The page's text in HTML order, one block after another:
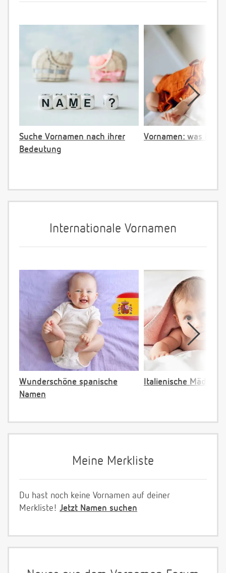
Suche Vornamen nach ihrer
Bedeutung
Vornamen: was ist
Internationale Vornamen
Wunderschöne spanische
Namen
Italienische
Meine Merkliste
Du hast noch keine Vornamen auf deiner
Merkliste! Jetzt Namen suchen